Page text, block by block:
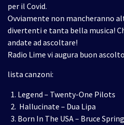
per il Covid.
Ovviamente non mancheranno
divertenti e tanta bella musica!
andate ad ascoltare!
Radio Lime vi augura buon
lista canzoni:
Legend – Twenty-One Pilots
Hallucinate – Dua Lipa
Born In The USA – Bruce